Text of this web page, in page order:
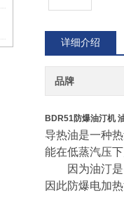
详细介绍
品牌
BDR51防爆油汀机
导热油是一种
能在低蒸汽压
因为油汀是密
因此防爆电加